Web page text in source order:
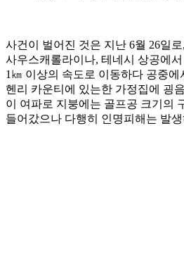
사건이 벌어진 것은 지난 6월 26일
사우스캐롤라이나, 테네시 상공에
1㎞ 이상의 속도로 이동하다 공중에
헨리 카운티에 있는한 가정집에 굉
이 여파로 지붕에는 골프공 크기의
들어갔으나 다행히 인명피해는 발